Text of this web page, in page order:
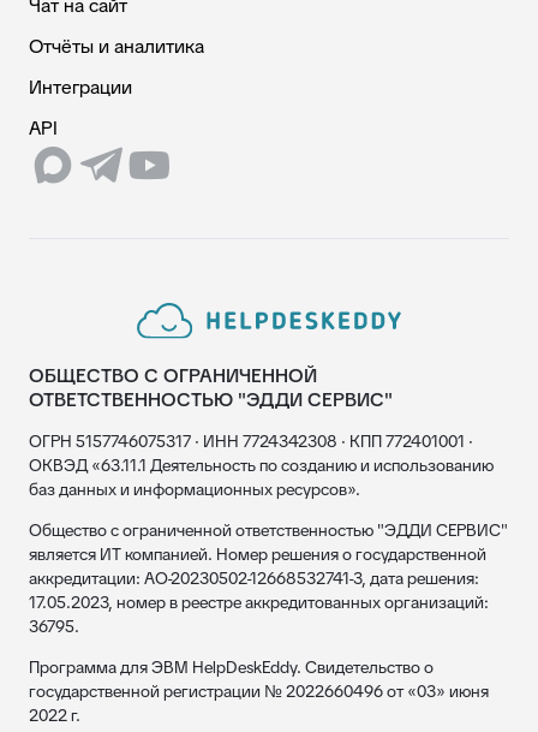
Чат на сайт
Отчёты и аналитика
Интеграции
API
ОБЩЕСТВО С ОГРАНИЧЕННОЙ
ОТВЕТСТВЕННОСТЬЮ "ЭДДИ СЕРВИС"
ОГРН 5157746075317 · ИНН 7724342308 · КПП 772401001 ·
ОКВЭД «63.11.1 Деятельность по созданию и использованию
баз данных и информационных ресурсов».
Общество с ограниченной ответственностью "ЭДДИ СЕРВИС"
является ИТ компанией. Номер решения о государственной
аккредитации: АО-20230502-12668532741-3, дата решения:
17.05.2023, номер в реестре аккредитованных организаций:
36795.
Программа для ЭВМ HelpDeskEddy. Свидетельство о
государственной регистрации № 2022660496 от «03» июня
2022 г.